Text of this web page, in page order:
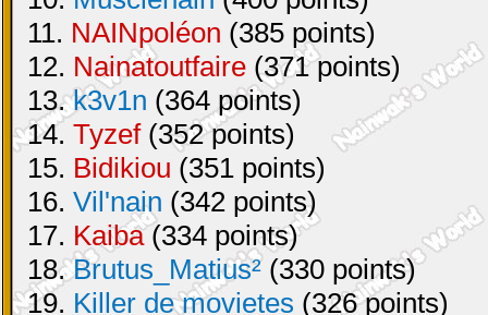
11. NAINpoléon (385 points)
12. Nainatoutfaire (371 points)
13.k3v1n (364 points)
14. Tyzef(352 points)
15. Bidikiou (351 points)
16. Vil'nain (342 points)
17. Kaiba(334 points)
18.Brutus_Matius²(330 points)
19. Killer de movietes (326 points)